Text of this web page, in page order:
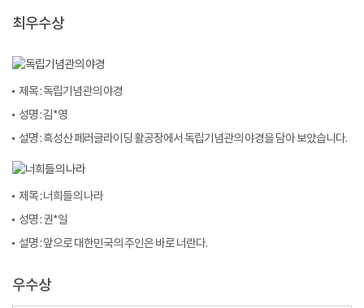
최우수상
제목 : 독립기념관의 야경
성명 : 김*영
설명 : 흑성산 페러글라이딩 활공장에서 독립기념관의 야경을 담아 보았습니다.
제목 : 너희들의 나라
성명 : 권*일
설명 : 앞으로 대한민국의 주인은 바로 너란다.
우수상